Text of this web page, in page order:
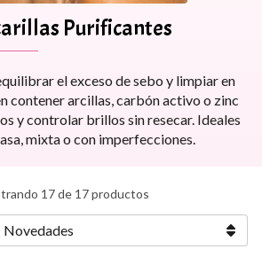
Purificantes
el exceso de sebo y limpiar en
contener arcillas, carbón activo o zinc
y controlar brillos sin resecar. Ideales
mixta o con imperfecciones.
17 de 17 productos